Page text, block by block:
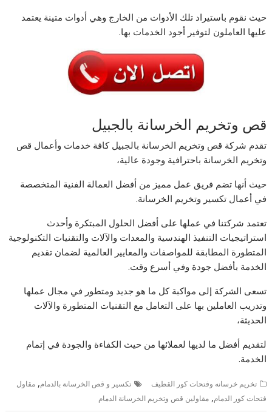
حيث نقوم باستيراد تلك الأدوات من الخارج وهي أدوات متينة يعتمد
عليها العاملون لتوفير أجود الخدمات بها.
قص وتخريم الخرسانة بالجبيل
تقدم شركة قص وتخريم الخرسانة بالجبيل كافة خدمات وأعمال قص
وتخريم الخرسانة باحترافية وجودة عالية،
حيث أنها تضم فريق عمل مميز من أفضل العمالة الفنية المتخصصة
في أعمال تكسير وتخريم الخرسانة.
تعتمد شركتنا في عملها على أفضل الحلول المبتكرة وأحدث
استراتيجيات التنفيذ الهندسية والمعدات والآلات والتقنيات التكنولوجية
المتطورة المطابقة للمواصفات والمعايير العالمية لضمان تقديم
الخدمة بأفضل جودة وفي أسرع وقت.
تسعى الشركة إلى مواكبة كل ما هو جديد ومتطور في مجال عملها
وتدريب العاملين بها على التعامل مع التقنيات المتطورة والآلات
الحديثة،
لتقديم أفضل ما لديها لعملائها من حيث الكفاءة والجودة في إتمام
الخدمة.
تخريم خرسانه وفتحات كور القطيف تكسير و قص الخرسانة بالدمام,مقاول
فتحات كور الدمام,مقاولين قص وتخريم الخرسانة الدمام